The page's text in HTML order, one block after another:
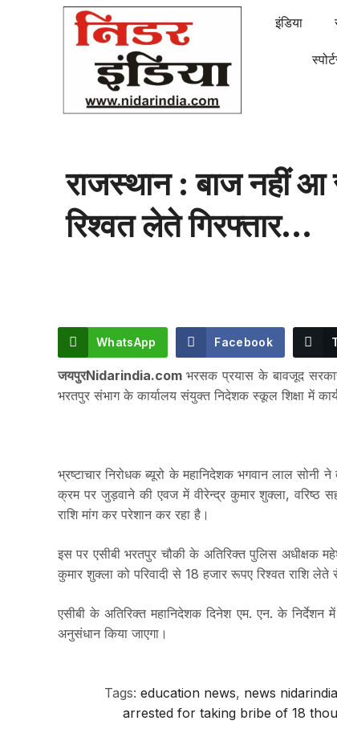
इंडिया
राजस्थान : बाज नहीं आ
रिश्वत लेते गिरफ्तार…
WhatsApp Facebook
जयपुरNidarindia.com भरसक प्रयास के बावजूद
भरतपुर संभाग के कार्यालय संयुक्त निदेशक स्कूल शिक्षा में
भ्रष्टाचार निरोधक ब्यूरो के महानिदेशक भगवान लाल सोनी
क्रम पर जुड़वाने की एवज में वीरेन्द्र कुमार शुक्ला, वरिष्ठ
राशि मांग कर परेशान कर रहा है।
इस पर एसीबी भरतपुर चौकी के अतिरिक्त पुलिस अधीक्षक
कुमार शुक्ला को परिवादी से 18 हजार रूपए रिश्वत राशि लेते
एसीबी के अतिरिक्त महानिदेशक दिनेश एम. एन. के
अनुसंधान किया जाएगा।
Tags: education news, news
arrested for taking bribe of 18